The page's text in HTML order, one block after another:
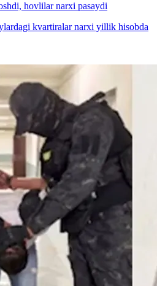
hovlilar narxi pasaydi
kvartiralar narxi yillik hisobda